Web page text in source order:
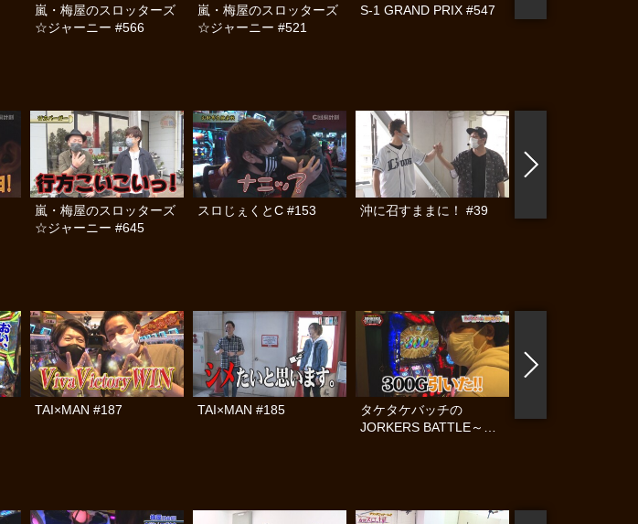
嵐・梅屋のスロッターズ
☆ジャーニー #566
嵐・梅屋のスロッターズ
☆ジャーニー #521
S-1 GRAND PRIX #547
嵐・梅屋のスロッターズ
☆ジャーニー #645
スロじぇくとC #153 沖に召すままに！ #39
TAI×MAN #187 TAI×MAN #185
タケタケバッチの
JORKERS BATTLE～運